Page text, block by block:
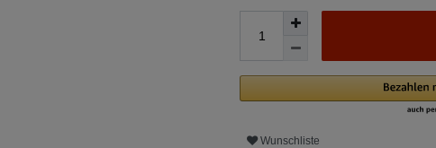
Wunschliste